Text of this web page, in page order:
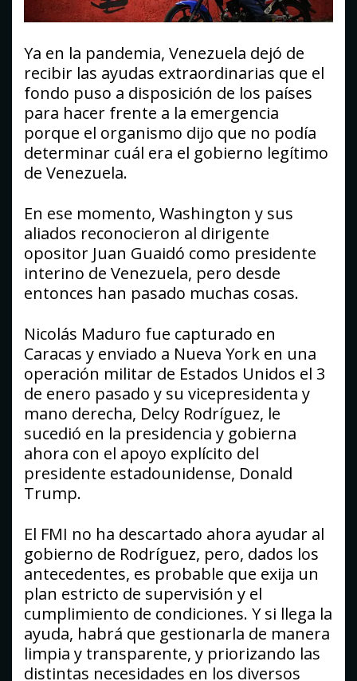
Ya en la pandemia, Venezuela dejó de
recibir las ayudas extraordinarias que el
fondo puso a disposición de los países
para hacer frente a la emergencia
porque el organismo dijo que no podía
determinar cuál era el gobierno legítimo
de Venezuela.
En ese momento, Washington y sus
aliados reconocieron al dirigente
opositor Juan Guaidó como presidente
interino de Venezuela, pero desde
entonces han pasado muchas cosas.
Nicolás Maduro fue capturado en
Caracas y enviado a Nueva York en una
operación militar de Estados Unidos el 3
de enero pasado y su vicepresidenta y
mano derecha, Delcy Rodríguez, le
sucedió en la presidencia y gobierna
ahora con el apoyo explícito del
presidente estadounidense, Donald
Trump.
El FMI no ha descartado ahora ayudar al
gobierno de Rodríguez, pero, dados los
antecedentes, es probable que exija un
plan estricto de supervisión y el
cumplimiento de condiciones. Y si llega la
ayuda, habrá que gestionarla de manera
limpia y transparente, y priorizando las
distintas necesidades en los diversos